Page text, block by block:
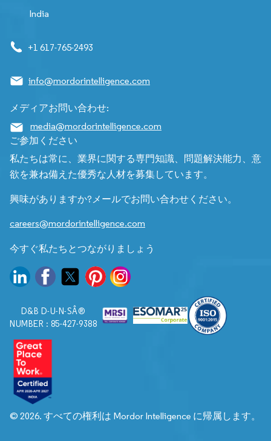
India
+1 617-765-2493
info@mordorintelligence.com
メディアお問い合わせ:
media@mordorintelligence.com
ご参加ください
私たちは常に、業界に関する専門知識、問題解決能力、意
欲を兼ね備えた優秀な人材を募集しています。
興味がありますか?メールでお問い合わせください。
careers@mordorintelligence.com
今すぐ私たちとつながりましょう
D&B D-U-N-SÂ®
NUMBER : 85-427-9388
© 2026. すべての権利は Mordor Intelligence に帰属します。